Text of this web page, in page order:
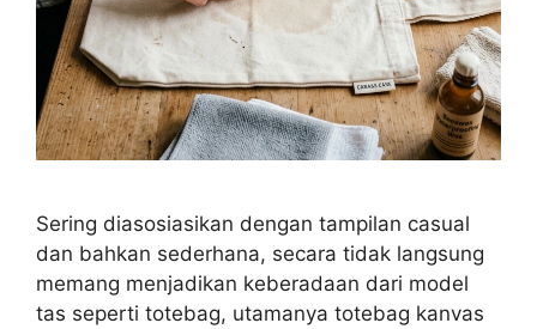
Sering diasosiasikan dengan tampilan casual
dan bahkan sederhana, secara tidak langsung
memang menjadikan keberadaan dari model
tas seperti totebag, utamanya totebag kanvas